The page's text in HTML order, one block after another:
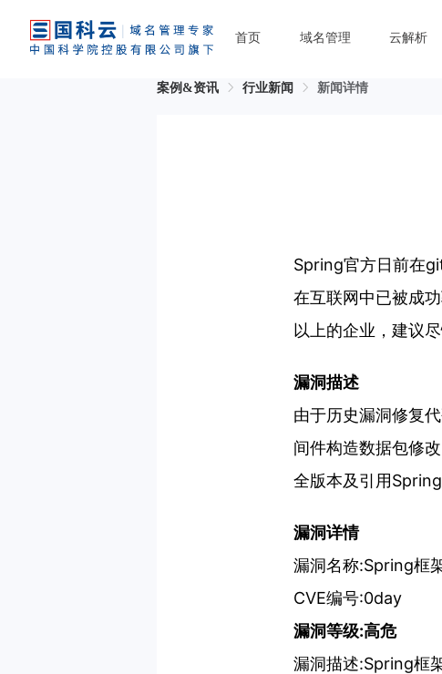
首页 域名管理 云解析
案例&资讯 行业新闻 新闻详情
Spring官方日前在
在互联网中已被成
以上的企业，建议
漏洞描述
由于历史漏洞修复
间件构造数据包修
全版本及引用
漏洞详情
漏洞名称:Spring框
CVE编号:0day
漏洞等级:高危
漏洞描述:Spring框